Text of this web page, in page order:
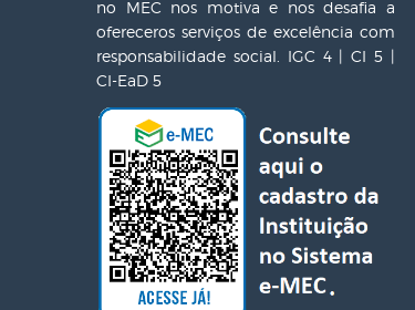
no MEC nos motiva e nos desafia a
ofereceros serviços de excelência com
responsabilidade social. IGC 4 | CI 5 |
CI-EaD 5